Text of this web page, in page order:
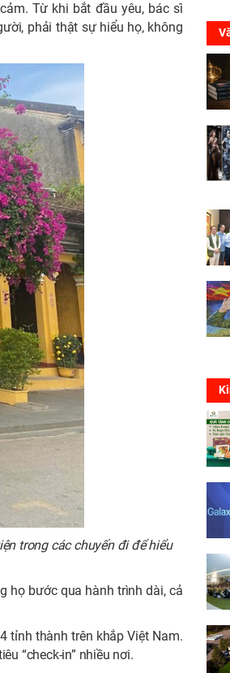
Từ khi bắt đầu yêu, bác sĩ
phải thật sự hiểu họ, không
trong các chuyến đi để hiểu
họ bước qua hành trình dài, cả
tỉnh thành trên khắp Việt Nam.
“check-in” nhiều nơi.